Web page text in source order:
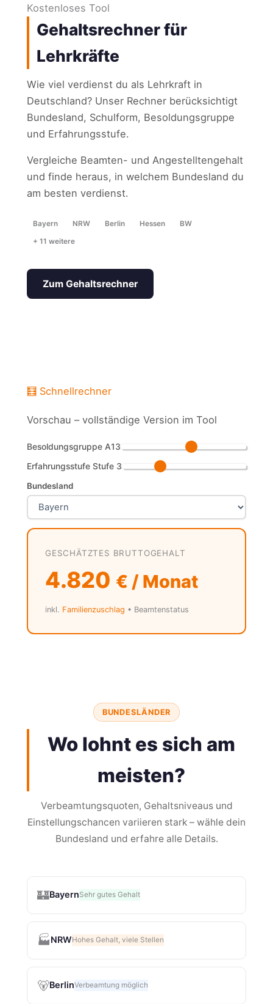
Kostenloses Tool
Gehaltsrechner für
Lehrkräfte
Wie viel verdienst du als Lehrkraft in
Deutschland? Unser Rechner berücksichtigt
Bundesland, Schulform, Besoldungsgruppe
und Erfahrungsstufe.
Vergleiche Beamten- und Angestelltengehalt
und finde heraus, in welchem Bundesland du
am besten verdienst.
Bayern NRW Berlin Hessen BW
+ 11 weitere
Zum Gehaltsrechner
🧮 Schnellrechner
Vorschau – vollständige Version im Tool
Besoldungsgruppe A13
Erfahrungsstufe Stufe 3
Bundesland
GESCHÄTZTES BRUTTOGEHALT
4.820 € / Monat
inkl. Familienzuschlag • Beamtenstatus
BUNDESLÄNDER
Wo lohnt es sich am
meisten?
Verbeamtungsquoten, Gehaltsniveaus und
Einstellungschancen variieren stark – wähle dein
Bundesland und erfahre alle Details.
🏰BayernSehr gutes Gehalt
🏭NRWHohes Gehalt, viele Stellen
🐻BerlinVerbeamtung möglich